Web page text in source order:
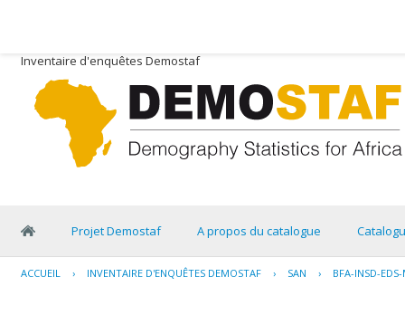
Inventaire d'enquêtes Demostaf
Projet Demostaf A propos du catalogue
ACCUEIL › INVENTAIRE D'ENQUÊTES DEMOSTAF › SAN › BFA-INSD-